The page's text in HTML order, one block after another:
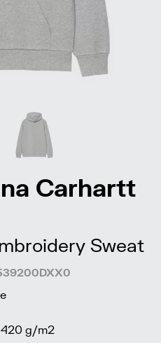
Carhartt
Sweat
420 g/m2